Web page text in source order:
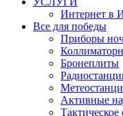
Интернет в
Все для победы
Приборы
Бронеплиты
Активные